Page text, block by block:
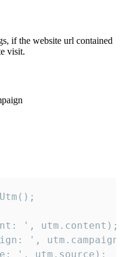
if the website url contained
visit.
', utm.content);
',
', utm.source);